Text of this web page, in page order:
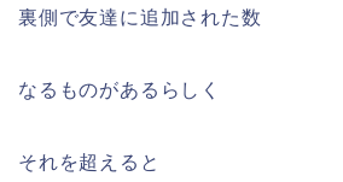
裏側で友達に追加された数
なるものがあるらしく
それを超えると